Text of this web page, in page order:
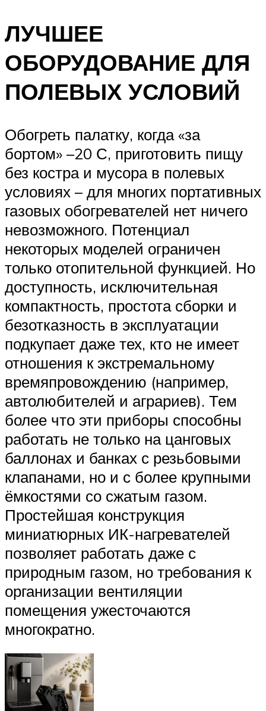
ЛУЧШЕЕ
ОБОРУДОВАНИЕ ДЛЯ
ПОЛЕВЫХ УСЛОВИЙ
Обогреть палатку, когда «за
бортом» –20 С, приготовить пищу
без костра и мусора в полевых
условиях – для многих портативных
газовых обогревателей нет ничего
невозможного. Потенциал
некоторых моделей ограничен
только отопительной функцией. Но
доступность, исключительная
компактность, простота сборки и
безотказность в эксплуатации
подкупает даже тех, кто не имеет
отношения к экстремальному
времяпровождению (например,
автолюбителей и аграриев). Тем
более что эти приборы способны
работать не только на цанговых
баллонах и банках с резьбовыми
клапанами, но и с более крупными
ёмкостями со сжатым газом.
Простейшая конструкция
миниатюрных ИК-нагревателей
позволяет работать даже с
природным газом, но требования к
организации вентиляции
помещения ужесточаются
многократно.